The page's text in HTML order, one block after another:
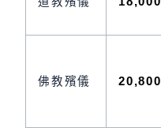
佛教殯儀 20,800